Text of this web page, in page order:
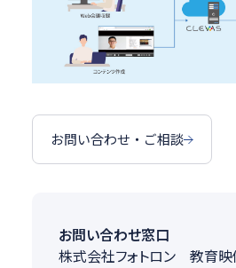
お問い合わせ・ご相談
お問い合わせ窓口
株式会社フォトロン 教育映